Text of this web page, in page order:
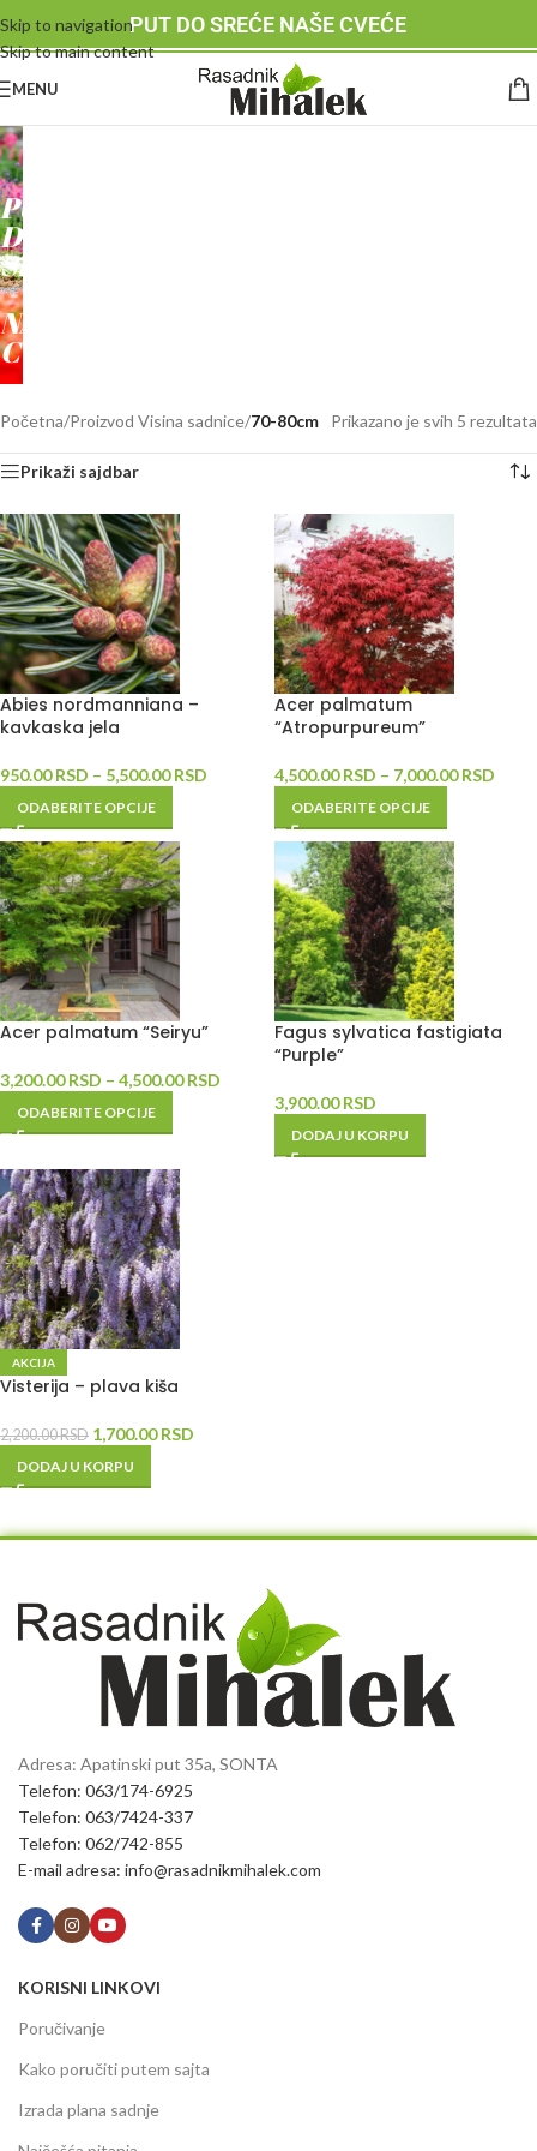
Skip to navigation
Skip to main content
PUT DO SREĆE NAŠE CVEĆE
MENU
RASADNIK
MIHALEK
PUT
DO
SREĆE
-
NAŠE
CVEĆE
Početna/Proizvod Visina sadnice/70-80cm Prikazano je svih 5 rezultata
Prikaži sajdbar
Abies nordmanniana –
kavkaska jela
950.00RSD – 5,500.00RSD
ODABERITE OPCIJE
Acer palmatum
“Atropurpureum”
4,500.00RSD – 7,000.00RSD
ODABERITE OPCIJE
Acer palmatum “Seiryu”
3,200.00RSD – 4,500.00RSD
ODABERITE OPCIJE
Fagus sylvatica fastigiata
“Purple”
3,900.00RSD
DODAJ U KORPU
AKCIJA
Visterija – plava kiša
2,200.00RSD 1,700.00RSD
DODAJ U KORPU
Adresa: Apatinski put 35a, SONTA
Telefon: 063/174-6925
Telefon: 063/7424-337
Telefon: 062/742-855
E-mail adresa: info@rasadnikmihalek.com
KORISNI LINKOVI
Poručivanje
Kako poručiti putem sajta
Izrada plana sadnje